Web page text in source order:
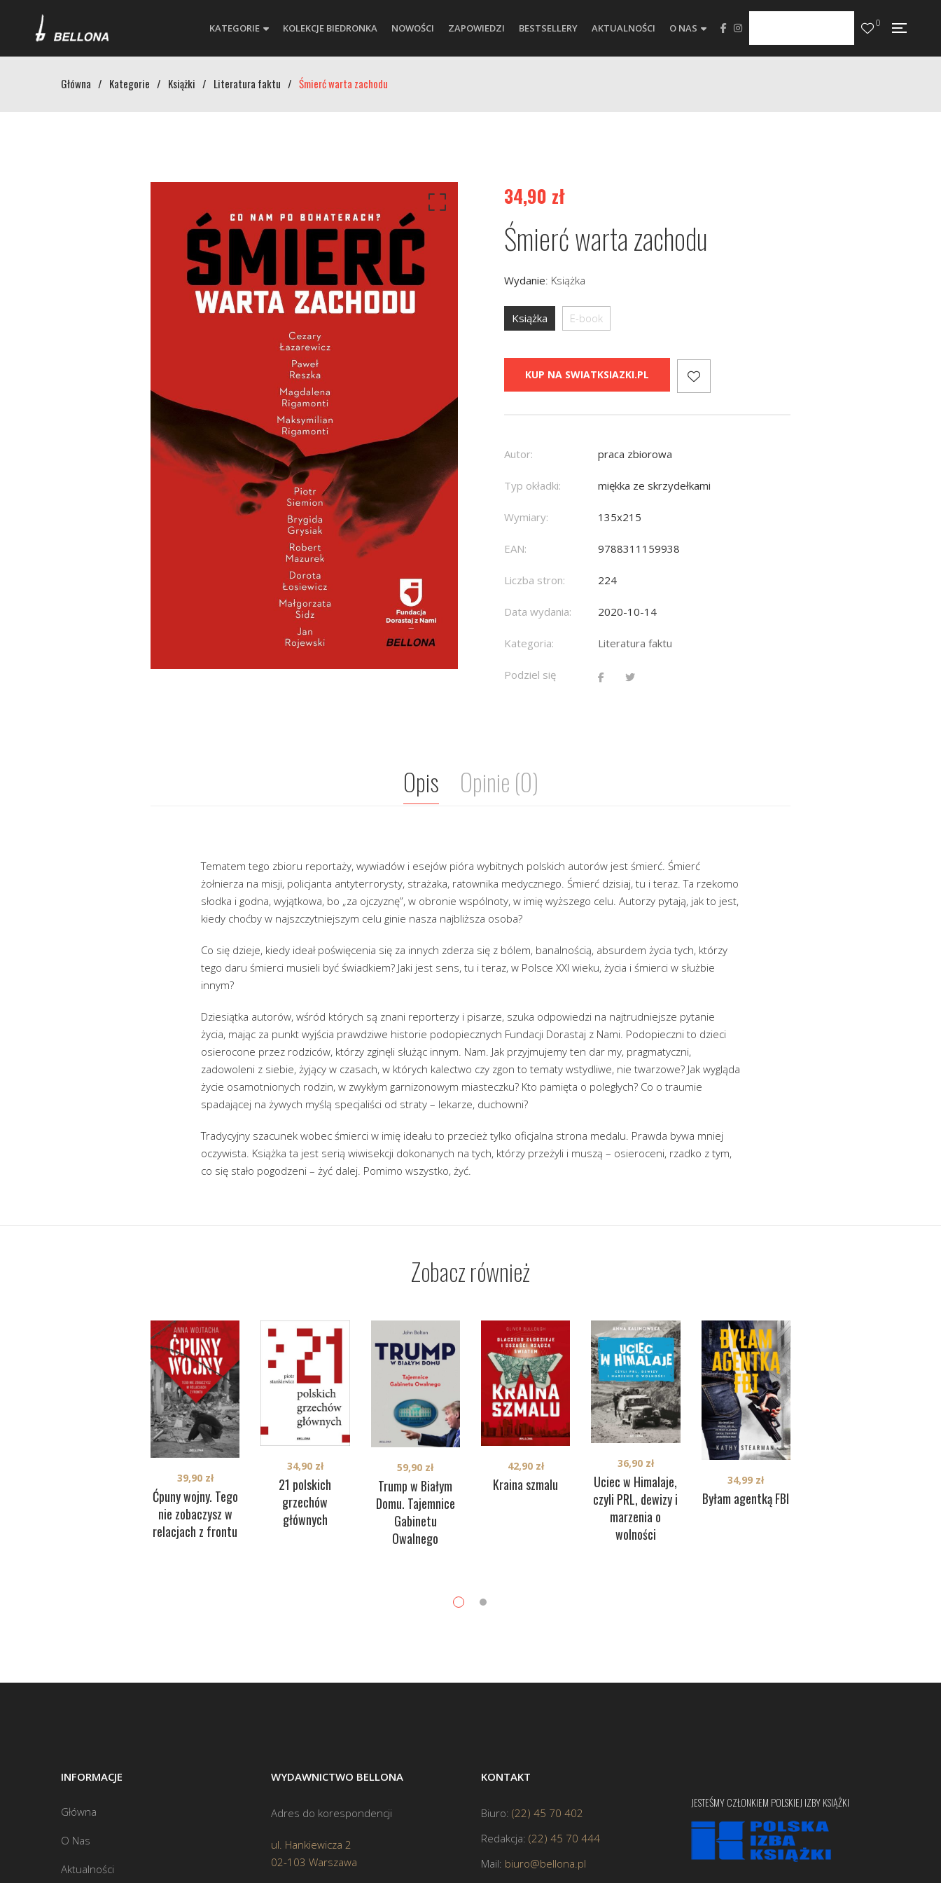
KATEGORIE KOLEKCJE BIEDRONKA NOWOŚCI ZAPOWIEDZI BESTSELLERY AKTUALNOŚCI O NAS 0
Główna / Kategorie / Książki / Literatura faktu / Śmierć warta zachodu
34,90 zł
Śmierć warta zachodu
Wydanie: Książka
Książka E-book
KUP NA SWIATKSIAZKI.PL
Autor: praca zbiorowa
Typ okładki: miękka ze skrzydełkami
Wymiary: 135x215
EAN: 9788311159938
Liczba stron: 224
Data wydania: 2020-10-14
Kategoria: Literatura faktu
Podziel się
Opis Opinie (0)
Tematem tego zbioru reportaży, wywiadów i esejów pióra wybitnych polskich autorów jest śmierć. Śmierć
żołnierza na misji, policjanta antyterrorysty, strażaka, ratownika medycznego. Śmierć dzisiaj, tu i teraz. Ta rzekomo
słodka i godna, wyjątkowa, bo „za ojczyznę”, w obronie wspólnoty, w imię wyższego celu. Autorzy pytają, jak to jest,
kiedy choćby w najszczytniejszym celu ginie nasza najbliższa osoba?
Co się dzieje, kiedy ideał poświęcenia się za innych zderza się z bólem, banalnością, absurdem życia tych, którzy
tego daru śmierci musieli być świadkiem? Jaki jest sens, tu i teraz, w Polsce XXI wieku, życia i śmierci w służbie
innym?
Dziesiątka autorów, wśród których są znani reporterzy i pisarze, szuka odpowiedzi na najtrudniejsze pytanie
życia, mając za punkt wyjścia prawdziwe historie podopiecznych Fundacji Dorastaj z Nami. Podopieczni to dzieci
osierocone przez rodziców, którzy zginęli służąc innym. Nam. Jak przyjmujemy ten dar my, pragmatyczni,
zadowoleni z siebie, żyjący w czasach, w których kalectwo czy zgon to tematy wstydliwe, nie twarzowe? Jak wygląda
życie osamotnionych rodzin, w zwykłym garnizonowym miasteczku? Kto pamięta o poległych? Co o traumie
spadającej na żywych myślą specjaliści od straty – lekarze, duchowni?
Tradycyjny szacunek wobec śmierci w imię ideału to przecież tylko oficjalna strona medalu. Prawda bywa mniej
oczywista. Książka ta jest serią wiwisekcji dokonanych na tych, którzy przeżyli i muszą – osieroceni, rzadko z tym,
co się stało pogodzeni – żyć dalej. Pomimo wszystko, żyć.
Zobacz również
Ćpuny wojny. Tego
nie zobaczysz w
relacjach z frontu
39,90 zł
21 polskich
grzechów
głównych
34,90 zł
Trump w Białym
Domu. Tajemnice
Gabinetu
Owalnego
59,90 zł
Kraina szmalu
42,90 zł
Uciec w Himalaje,
czyli PRL, dewizy i
marzenia o
wolności
36,90 zł
Byłam agentką FBI
34,99 zł
INFORMACJE
Główna
O Nas
Aktualności
WYDAWNICTWO BELLONA
Adres do korespondencji
ul. Hankiewicza 2
02-103 Warszawa
KONTAKT
Biuro: (22) 45 70 402
Redakcja: (22) 45 70 444
Mail: biuro@bellona.pl
JESTEŚMY CZŁONKIEM POLSKIEJ IZBY KSIĄŻKI